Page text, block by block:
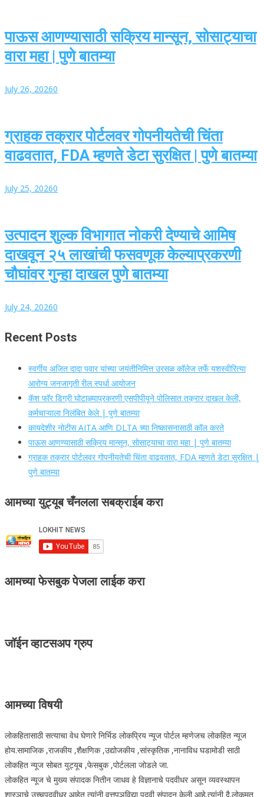
पाऊस आणण्यासाठी सक्रिय मान्सून, सोसाट्याचा
वारा महा | पुणे बातम्या
July 26, 20260
ग्राहक तक्रार पोर्टलवर गोपनीयतेची चिंता
वाढवतात, FDA म्हणते डेटा सुरक्षित | पुणे बातम्या
July 25, 20260
उत्पादन शुल्क विभागात नोकरी देण्याचे आमिष
दाखवून २५ लाखांची फसवणूक केल्याप्रकरणी
चौघांवर गुन्हा दाखल पुणे बातम्या
July 24, 20260
Recent Posts
स्वर्गीय अजित दादा पवार यांच्या जयंतीनिमित्त उरसळ कॉलेज तर्फे यशस्वीरित्या
आरोग्य जनजागृती रील स्पर्धा आयोजन
कॅश फॉर डिग्री घोटाळ्याप्रकरणी एसपीपीयूने पोलिसात तक्रार दाखल केली,
कर्मचाऱ्याला निलंबित केले | पुणे बातम्या
कायदेशीर नोटीस AITA आणि DLTA च्या निष्कासनासाठी कॉल करते
पाऊस आणण्यासाठी सक्रिय मान्सून, सोसाट्याचा वारा महा | पुणे बातम्या
ग्राहक तक्रार पोर्टलवर गोपनीयतेची चिंता वाढवतात, FDA म्हणते डेटा सुरक्षित |
पुणे बातम्या
आमच्या युट्यूब चँनलला सबक्राईब करा
आमच्या फेसबुक पेजला लाईक करा
जॉईन व्हाटसअप ग्रुप
आमच्या विषयी
लोकहितासाठी सत्याचा वेध घेणारे निर्भिड लोकप्रिय न्यूज पोर्टल म्हणेजच लोकहित न्यूज
होय.सामाजिक ,राजकीय ,शैक्षणिक ,उद्योजकीय ,सांस्कृतिक ,नानाविध घडामोडी साठी
लोकहित न्यूज सोबत युट्यूब ,फेसबुक ,पोर्टलला जोडले जा.
लोकहित न्यूज चे मुख्य संपादक नितीन जाधव हे विज्ञानाचे पदवीधर असून व्यवस्थापन
शास्ञाचे उच्चपदवीधर आहेत त्यांनी वृत्तपञविद्या पदवी संपादन केली आहे.त्यांनी दै.लोकमत